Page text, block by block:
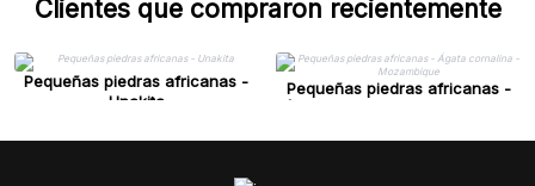
Clientes que compraron recientemente
Pequeñas piedras africanas -
Unakita
Pequeñas piedras africanas -